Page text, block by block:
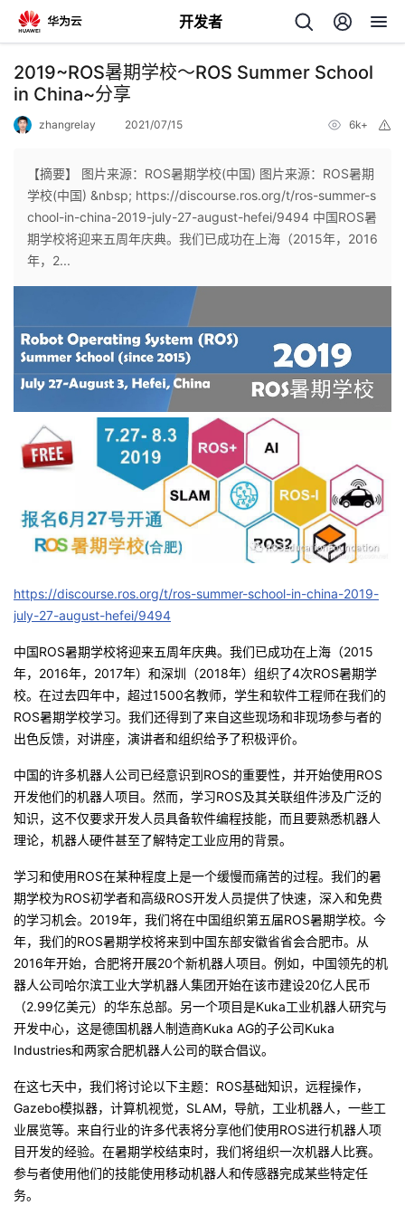
开发者
返
回
个
人
页
我
开
发
者
的
客
我
论
坛
的
圈
子
我
的
直
播
我
的
活
动
我
的
关
注
我
的
开
发
者
学
堂
我
的
课
程
我
的
认
我
的
我
我
的
Programs
我
的
支
持
我
的
技
术
支
我
的
云
声
2019~ROS暑期学校～ROS Summer School
in China~分享
zhangrelay 2021/07/15 6k+
【摘要】 图片来源：ROS暑期学校(中国) 图片来源：ROS暑期
学校(中国) &nbsp; https://discourse.ros.org/t/ros-summer-s
chool-in-china-2019-july-27-august-hefei/9494 中国ROS暑
期学校将迎来五周年庆典。我们已成功在上海（2015年，2016
年，2...
https://discourse.ros.org/t/ros-summer-school-in-china-2019-
july-27-august-hefei/9494
中国ROS暑期学校将迎来五周年庆典。我们已成功在上海（2015
年，2016年，2017年）和深圳（2018年）组织了4次ROS暑期学
校。在过去四年中，超过1500名教师，学生和软件工程师在我们的
ROS暑期学校学习。我们还得到了来自这些现场和非现场参与者的
出色反馈，对讲座，演讲者和组织给予了积极评价。
中国的许多机器人公司已经意识到ROS的重要性，并开始使用ROS
开发他们的机器人项目。然而，学习ROS及其关联组件涉及广泛的
知识，这不仅要求开发人员具备软件编程技能，而且要熟悉机器人
理论，机器人硬件甚至了解特定工业应用的背景。
学习和使用ROS在某种程度上是一个缓慢而痛苦的过程。我们的暑
期学校为ROS初学者和高级ROS开发人员提供了快速，深入和免费
的学习机会。2019年，我们将在中国组织第五届ROS暑期学校。今
年，我们的ROS暑期学校将来到中国东部安徽省省会合肥市。从
2016年开始，合肥将开展20个新机器人项目。例如，中国领先的机
器人公司哈尔滨工业大学机器人集团开始在该市建设20亿人民币
（2.99亿美元）的华东总部。另一个项目是Kuka工业机器人研究与
开发中心，这是德国机器人制造商Kuka AG的子公司Kuka
Industries和两家合肥机器人公司的联合倡议。
在这七天中，我们将讨论以下主题：ROS基础知识，远程操作，
Gazebo模拟器，计算机视觉，SLAM，导航，工业机器人，一些工
业展览等。来自行业的许多代表将分享他们使用ROS进行机器人项
目开发的经验。在暑期学校结束时，我们将组织一次机器人比赛。
参与者使用他们的技能使用移动机器人和传感器完成某些特定任
务。